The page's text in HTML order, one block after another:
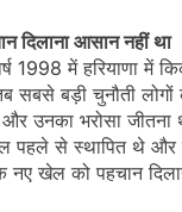
दिलाना आसान नहीं था
1998 में हरियाणा में
सबसे बड़ी चुनौती
उनका भरोसा जीतना
से स्थापित थे और
खेल को पहचान